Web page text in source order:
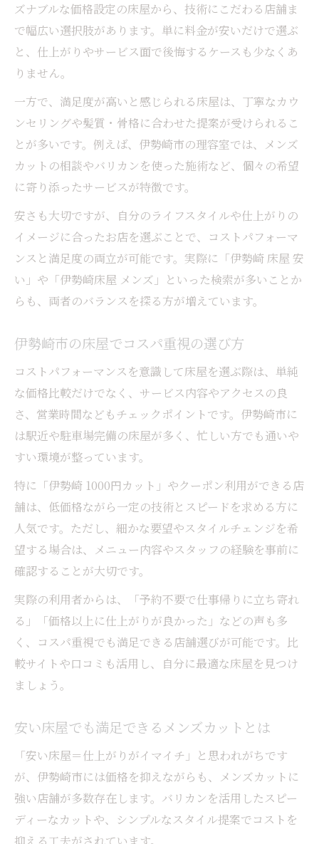
ズナブルな価格設定の床屋から、技術にこだわる店舗ま
で幅広い選択肢があります。単に料金が安いだけで選ぶ
と、仕上がりやサービス面で後悔するケースも少なくあ
りません。
一方で、満足度が高いと感じられる床屋は、丁寧なカウ
ンセリングや髪質・骨格に合わせた提案が受けられるこ
とが多いです。例えば、伊勢崎市の理容室では、メンズ
カットの相談やバリカンを使った施術など、個々の希望
に寄り添ったサービスが特徴です。
安さも大切ですが、自分のライフスタイルや仕上がりの
イメージに合ったお店を選ぶことで、コストパフォーマ
ンスと満足度の両立が可能です。実際に「伊勢崎 床屋 安
い」や「伊勢崎床屋 メンズ」といった検索が多いことか
らも、両者のバランスを探る方が増えています。
伊勢崎市の床屋でコスパ重視の選び方
コストパフォーマンスを意識して床屋を選ぶ際は、単純
な価格比較だけでなく、サービス内容やアクセスの良
さ、営業時間などもチェックポイントです。伊勢崎市に
は駅近や駐車場完備の床屋が多く、忙しい方でも通いや
すい環境が整っています。
特に「伊勢崎 1000円カット」やクーポン利用ができる店
舗は、低価格ながら一定の技術とスピードを求める方に
人気です。ただし、細かな要望やスタイルチェンジを希
望する場合は、メニュー内容やスタッフの経験を事前に
確認することが大切です。
実際の利用者からは、「予約不要で仕事帰りに立ち寄れ
る」「価格以上に仕上がりが良かった」などの声も多
く、コスパ重視でも満足できる店舗選びが可能です。比
較サイトや口コミも活用し、自分に最適な床屋を見つけ
ましょう。
安い床屋でも満足できるメンズカットとは
「安い床屋＝仕上がりがイマイチ」と思われがちです
が、伊勢崎市には価格を抑えながらも、メンズカットに
強い店舗が多数存在します。バリカンを活用したスピー
ディーなカットや、シンプルなスタイル提案でコストを